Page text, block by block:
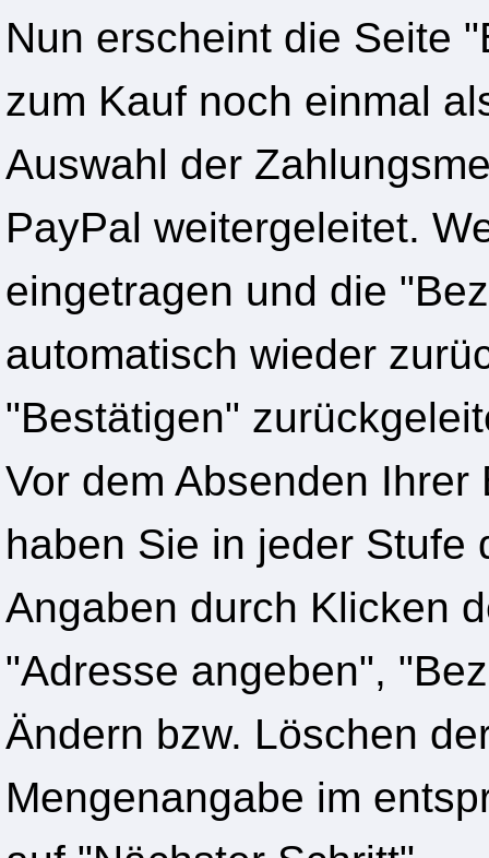
Nun erscheint die Seite
zum Kauf noch einmal
Auswahl der
PayPal weitergeleitet.
eingetragen und die
automatisch wieder
"Bestätigen"
Vor dem Absenden
haben Sie in jeder Stufe
Angaben durch Klicken
"Adresse angeben",
Ändern bzw. Löschen
Mengenangabe im